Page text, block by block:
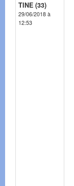
TINE (33)
29/06/2018 à
12:53